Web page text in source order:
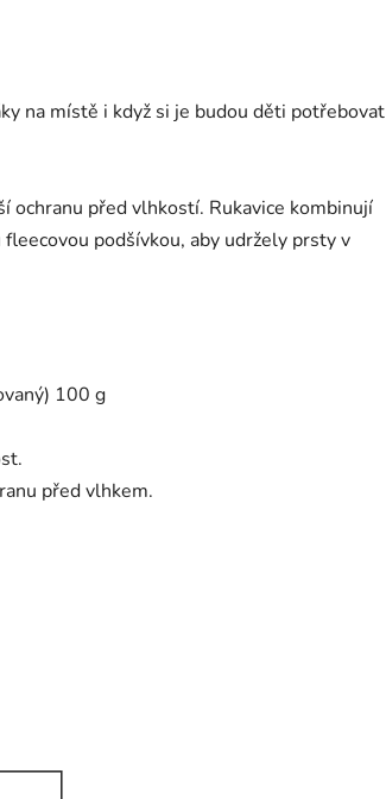
na místě i když si je budou děti potřebovat
ochranu před vlhkostí. Rukavice kombinují
podšívkou, aby udržely prsty v
100 g
před vlhkem.